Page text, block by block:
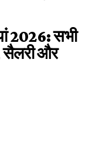
2026: सभी
सैलरी और